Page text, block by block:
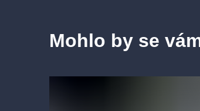
Režie: Jakub Špalek
Julek Neumann
Mohlo by se